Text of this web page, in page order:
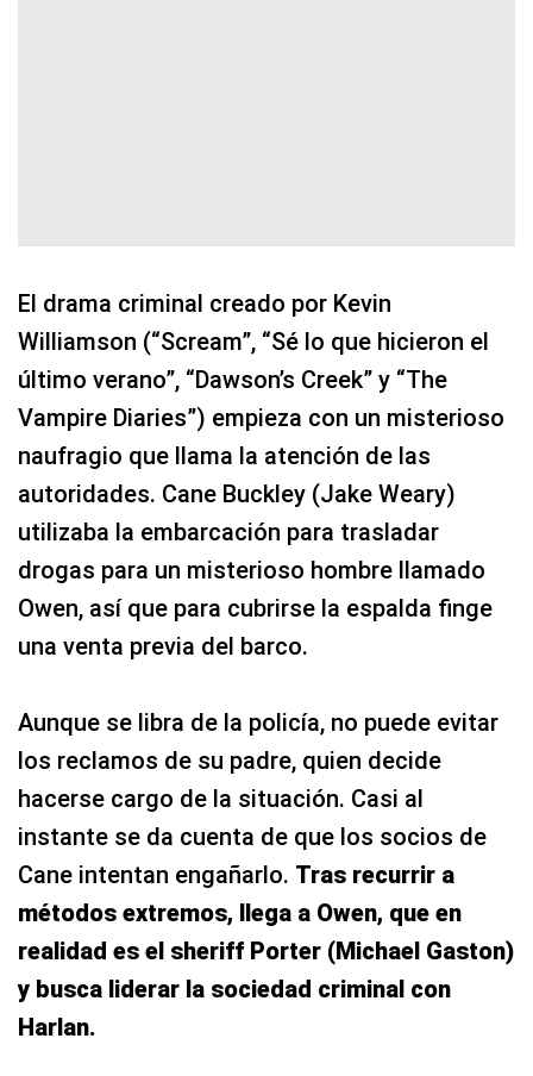
El drama criminal creado por Kevin
Williamson (“Scream”, “Sé lo que hicieron el
último verano”, “Dawson’s Creek” y “The
Vampire Diaries”) empieza con un misterioso
naufragio que llama la atención de las
autoridades. Cane Buckley (Jake Weary)
utilizaba la embarcación para trasladar
drogas para un misterioso hombre llamado
Owen, así que para cubrirse la espalda finge
una venta previa del barco.
Aunque se libra de la policía, no puede evitar
los reclamos de su padre, quien decide
hacerse cargo de la situación. Casi al
instante se da cuenta de que los socios de
Cane intentan engañarlo. Tras recurrir a
métodos extremos, llega a Owen, que en
realidad es el sheriff Porter (Michael Gaston)
y busca liderar la sociedad criminal con
Harlan.